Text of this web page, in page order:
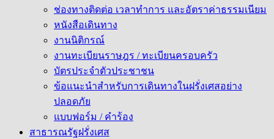
ช่องทางติดต่อ เวลาทำการ และอัตราค่าธรรมเนียม
หนังสือเดินทาง
งานนิติกรณ์
งานทะเบียนราษฎร / ทะเบียนครอบครัว
บัตรประจำตัวประชาชน
ข้อแนะนำสำหรับการเดินทางในฝรั่งเศสอย่าง
ปลอดภัย
แบบฟอร์ม / คำร้อง
สาธารณรัฐฝรั่งเศส